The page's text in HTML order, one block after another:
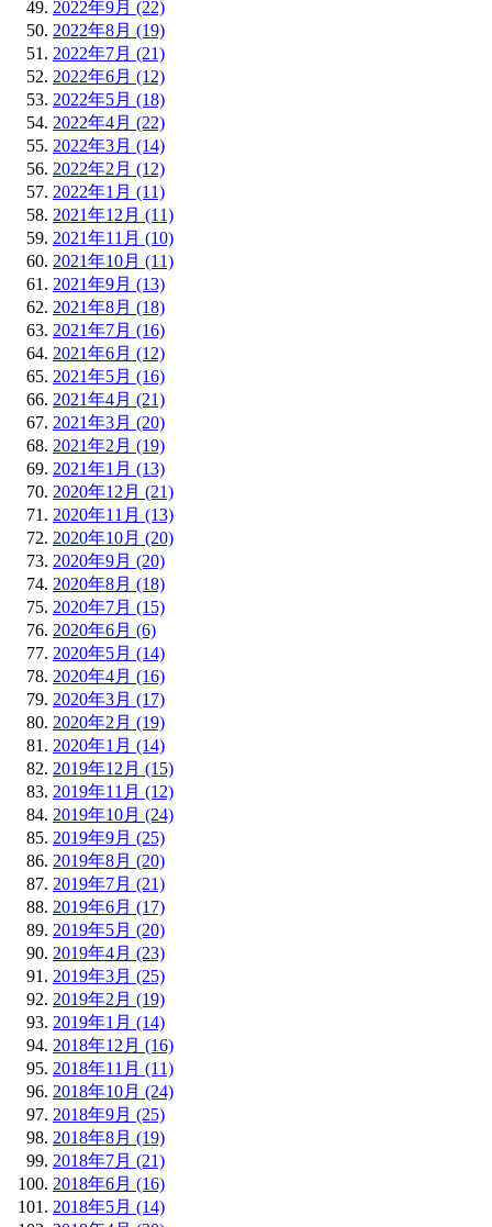
2022年9月 (22)
2022年8月 (19)
2022年7月 (21)
2022年6月 (12)
2022年5月 (18)
2022年4月 (22)
2022年3月 (14)
2022年2月 (12)
2022年1月 (11)
2021年12月 (11)
2021年11月 (10)
2021年10月 (11)
2021年9月 (13)
2021年8月 (18)
2021年7月 (16)
2021年6月 (12)
2021年5月 (16)
2021年4月 (21)
2021年3月 (20)
2021年2月 (19)
2021年1月 (13)
2020年12月 (21)
2020年11月 (13)
2020年10月 (20)
2020年9月 (20)
2020年8月 (18)
2020年7月 (15)
2020年6月 (6)
2020年5月 (14)
2020年4月 (16)
2020年3月 (17)
2020年2月 (19)
2020年1月 (14)
2019年12月 (15)
2019年11月 (12)
2019年10月 (24)
2019年9月 (25)
2019年8月 (20)
2019年7月 (21)
2019年6月 (17)
2019年5月 (20)
2019年4月 (23)
2019年3月 (25)
2019年2月 (19)
2019年1月 (14)
2018年12月 (16)
2018年11月 (11)
2018年10月 (24)
2018年9月 (25)
2018年8月 (19)
2018年7月 (21)
2018年6月 (16)
2018年5月 (14)